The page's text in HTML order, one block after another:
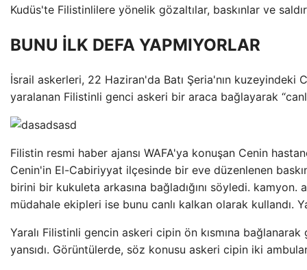
Kudüs'te Filistinlilere yönelik gözaltılar, baskınlar ve
BUNU İLK DEFA YAPMIYORLAR
İsrail askerleri, 22 Haziran'da Batı Şeria'nın kuzeyindeki
yaralanan Filistinli genci askeri bir araca bağlayarak
Filistin resmi haber ajansı WAFA'ya konuşan Cenin
Cenin'in El-Cabiriyyat ilçesinde bir eve düzenlenen
birini bir kukuleta arkasına bağladığını söyledi.
müdahale ekipleri ise bunu canlı kalkan olarak kullandı.
Yaralı Filistinli gencin askeri cipin ön kısmına
yansıdı. Görüntülerde, söz konusu askeri cipin iki